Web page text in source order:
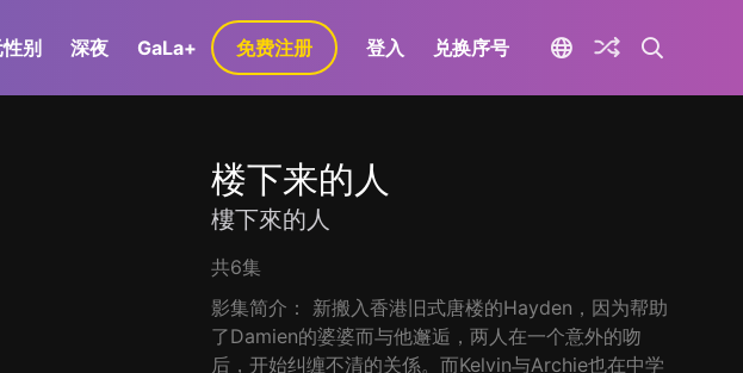
别 深夜 GaLa+ 免费注册 登入 兑换序号
楼下来的人
樓下來的人
共6集
影集简介： 新搬入香港旧式唐楼的Hayden，因为帮助
了Damien的婆婆而与他邂逅，两人在一个意外的吻
后，开始纠缠不清的关係。而Kelvin与Archie也在中学